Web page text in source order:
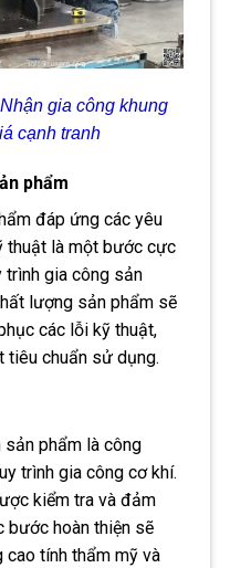
Nhận gia công khung
cạnh tranh
phẩm
đáp ứng các yêu
thuật là một bước cực
trình gia công sản
lượng sản phẩm sẽ
các lỗi kỹ thuật,
chuẩn sử dụng.
phẩm là công
trình gia công cơ khí.
kiểm tra và đảm
bước hoàn thiện sẽ
tính thẩm mỹ và